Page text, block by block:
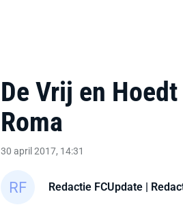
De Vrij en
Roma
30 april 2017, 14:31
Redactie FCUpdate |